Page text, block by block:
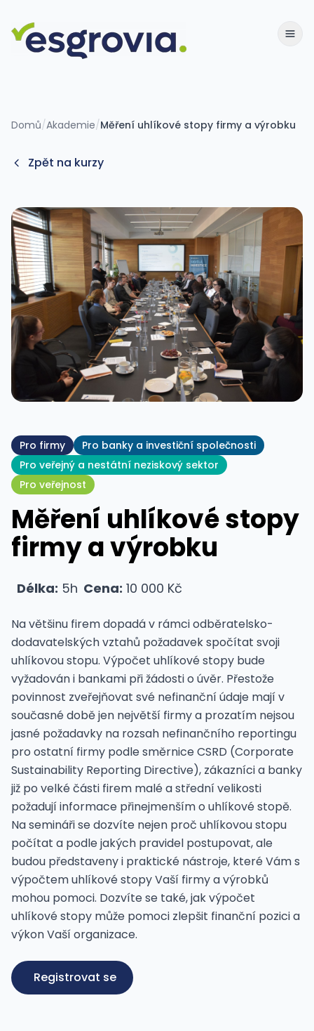
Domů/Akademie/Měření uhlíkové stopy firmy a výrobku
Zpět na kurzy
Pro firmy
Pro banky a investiční společnosti
Pro veřejný a nestátní neziskový sektor
Pro veřejnost
Měření uhlíkové stopy
firmy a výrobku
Délka: 5h Cena: 10 000 Kč
Na většinu firem dopadá v rámci odběratelsko-
dodavatelských vztahů požadavek spočítat svoji
uhlíkovou stopu. Výpočet uhlíkové stopy bude
vyžadován i bankami při žádosti o úvěr. Přestože
povinnost zveřejňovat své nefinanční údaje mají v
současné době jen největší firmy a prozatím nejsou
jasné požadavky na rozsah nefinančního reportingu
pro ostatní firmy podle směrnice CSRD (Corporate
Sustainability Reporting Directive), zákazníci a banky
již po velké části firem malé a střední velikosti
požadují informace přinejmenším o uhlíkové stopě.
Na semináři se dozvíte nejen proč uhlíkovou stopu
počítat a podle jakých pravidel postupovat, ale
budou představeny i praktické nástroje, které Vám s
výpočtem uhlíkové stopy Vaší firmy a výrobků
mohou pomoci. Dozvíte se také, jak výpočet
uhlíkové stopy může pomoci zlepšit finanční pozici a
výkon Vaší organizace.
Registrovat se